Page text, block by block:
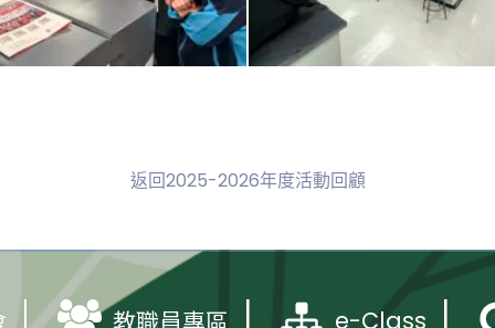
返回2025-2026年度活動回顧
e-Class